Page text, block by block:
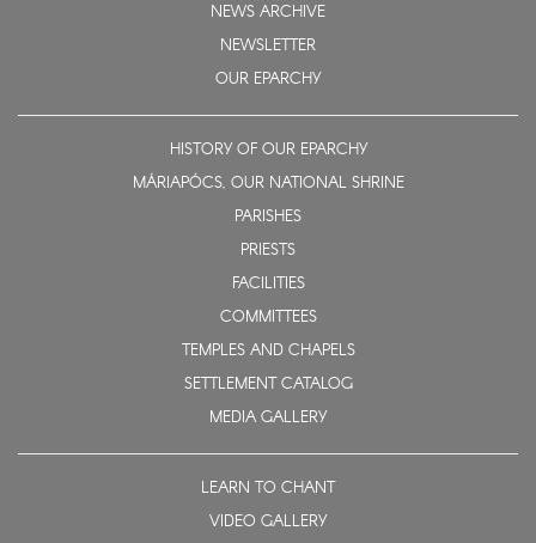
NEWS ARCHIVE
NEWSLETTER
OUR EPARCHY
HISTORY OF OUR EPARCHY
MÁRIAPÓCS, OUR NATIONAL SHRINE
PARISHES
PRIESTS
FACILITIES
COMMITTEES
TEMPLES AND CHAPELS
SETTLEMENT CATALOG
MEDIA GALLERY
LEARN TO CHANT
VIDEO GALLERY